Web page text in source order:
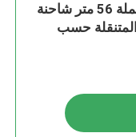
الخرسانة المستعملة 56 متر شاحنة
حسب